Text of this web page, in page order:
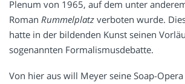
Plenum von 1965, auf dem unter
Roman Rummelplatz verboten wurde.
hatte in der bildenden Kunst seinen
sogenannten Formalismusdebatte.
Von hier aus will Meyer seine Soap-